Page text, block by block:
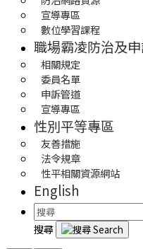
宣導專區
數位學習課程
職場霸凌防治及
相關規定
委員名單
申訴管道
宣導專區
性別平等專區
友善措施
法令規章
性平相關資源網站
English
搜尋